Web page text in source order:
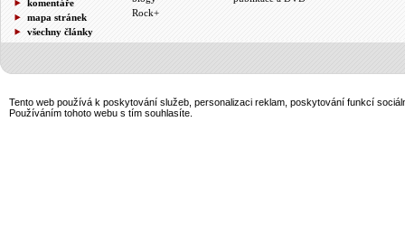
komentáře
mapa stránek
všechny články
Rock+
Tento web používá k poskytování služeb, personalizaci reklam, poskytování funkcí
Používáním tohoto webu s tím souhlasíte.